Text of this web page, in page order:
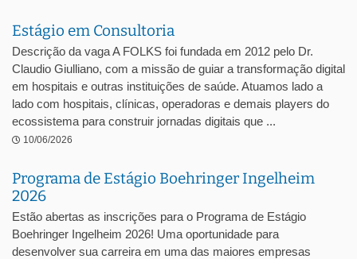
Estágio em Consultoria
Descrição da vaga A FOLKS foi fundada em 2012 pelo Dr.
Claudio Giulliano, com a missão de guiar a transformação digital
em hospitais e outras instituições de saúde. Atuamos lado a
lado com hospitais, clínicas, operadoras e demais players do
ecossistema para construir jornadas digitais que ...
10/06/2026
Programa de Estágio Boehringer Ingelheim
2026
Estão abertas as inscrições para o Programa de Estágio
Boehringer Ingelheim 2026! Uma oportunidade para
desenvolver sua carreira em uma das maiores empresas